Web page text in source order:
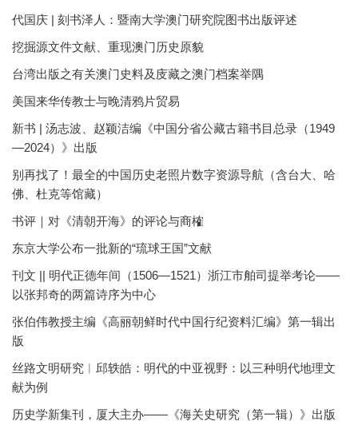
代国庆 | 刻书泽人：暨南大学澳门研究院图书出版评述
挖掘源文件文献、重现澳门历史原貌
台湾出版之有关澳门史料及庋藏之澳门档案举隅
美国来华传教士与晚清鸦片贸易
新书 | 汤志波、赵颖洁编《中国分省公藏古籍书目总录（1949
—2024）》出版
别再找了！最全的中国历史老照片数字资源导航（含台大、哈
佛、杜克等馆藏）
书评｜对《清朝开海》的评论与商榷
东京大学公布一批新的“琉球王国”文献
刊文 || 明代正德年间（1506—1521）浙江市舶司提举考论——
以张邦奇的两篇诗序为中心
张伯伟教授主编《高丽朝鲜时代中国行纪资料汇编》第一辑出
版
丝路文明研究︱邱轶皓：明代的中亚视野：以三种明代地理文
献为例
历史学新集刊，厦大主办——《海关史研究（第一辑）》出版